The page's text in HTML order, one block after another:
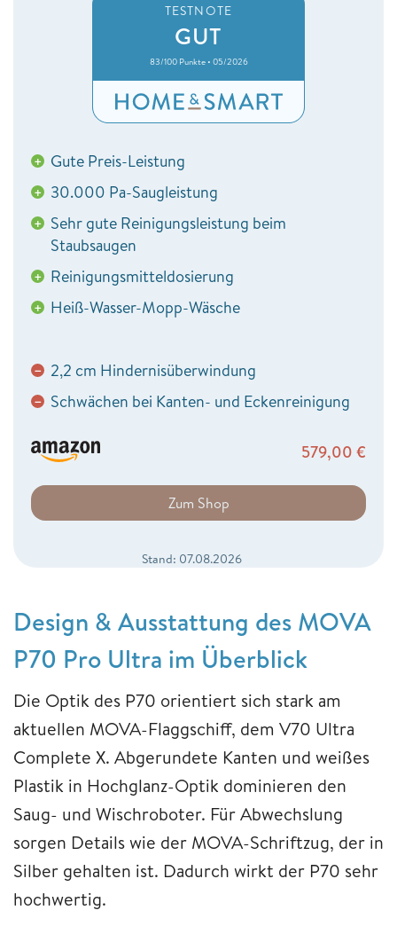
TESTNOTE
GUT
83/100 Punkte • 05/2026
+ Gute Preis-Leistung
+ 30.000 Pa-Saugleistung
+ Sehr gute Reinigungsleistung beim
Staubsaugen
+ Reinigungsmitteldosierung
+ Heiß-Wasser-Mopp-Wäsche
− 2,2 cm Hindernisüberwindung
− Schwächen bei Kanten- und Eckenreinigung
579,00 €
Zum Shop
Stand: 07.08.2026
Design & Ausstattung des MOVA
P70 Pro Ultra im Überblick
Die Optik des P70 orientiert sich stark am
aktuellen MOVA-Flaggschiff, dem V70 Ultra
Complete X. Abgerundete Kanten und weißes
Plastik in Hochglanz-Optik dominieren den
Saug- und Wischroboter. Für Abwechslung
sorgen Details wie der MOVA-Schriftzug, der in
Silber gehalten ist. Dadurch wirkt der P70 sehr
hochwertig.